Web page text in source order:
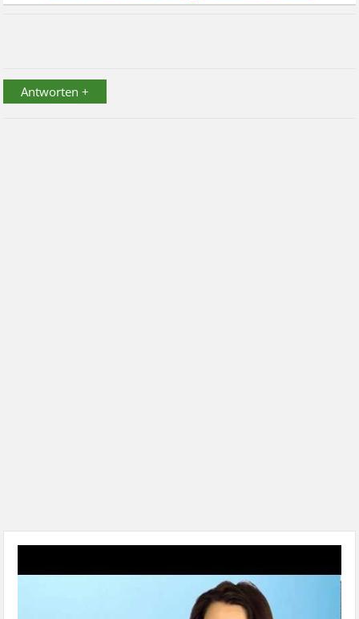
Antworten +